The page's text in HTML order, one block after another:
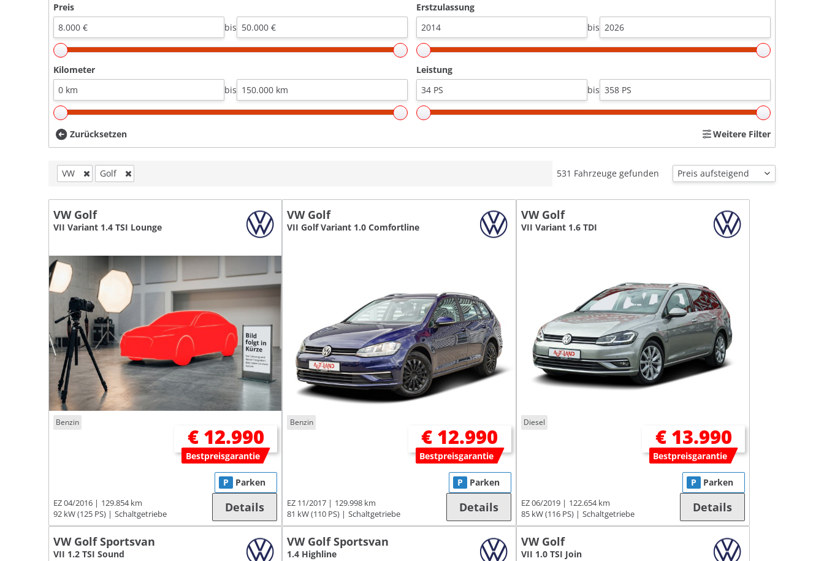
Preis
bis
Erstzulassung
bis
Kilometer
bis
Leistung
bis
Zurücksetzen Weitere Filter
VW Golf 531 Fahrzeuge gefunden
VW Golf
VII Variant 1.4 TSI Lounge
Benzin
€ 12.990
Bestpreisgarantie
EZ 04/2016
129.854 km
92 kW (125 PS)
Schaltgetriebe
P Parken
Details
VW Golf
VII Golf Variant 1.0 Comfortline
Benzin
€ 12.990
Bestpreisgarantie
EZ 11/2017
129.998 km
81 kW (110 PS)
Schaltgetriebe
P Parken
Details
VW Golf
VII Variant 1.6 TDI
Diesel
€ 13.990
Bestpreisgarantie
EZ 06/2019
122.654 km
85 kW (116 PS)
Schaltgetriebe
P Parken
Details
VW Golf Sportsvan
VII 1.2 TSI Sound
VW Golf Sportsvan
1.4 Highline
VW Golf
VII 1.0 TSI Join